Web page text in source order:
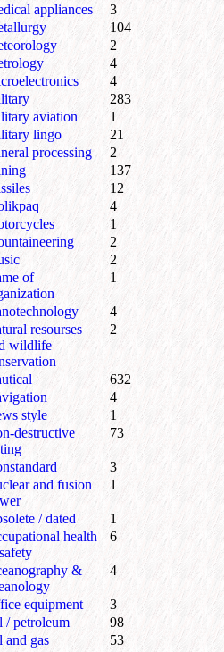
appliances
3
104
2
4
4
283
aviation
1
lingo
21
processing
2
137
12
4
1
2
2
of
1
4
resourses
wildlife
2
632
4
style
1
destructive
73
3
and fusion
1
/ dated
1
health
6
&
4
equipment
3
/ petroleum
98
and gas
53